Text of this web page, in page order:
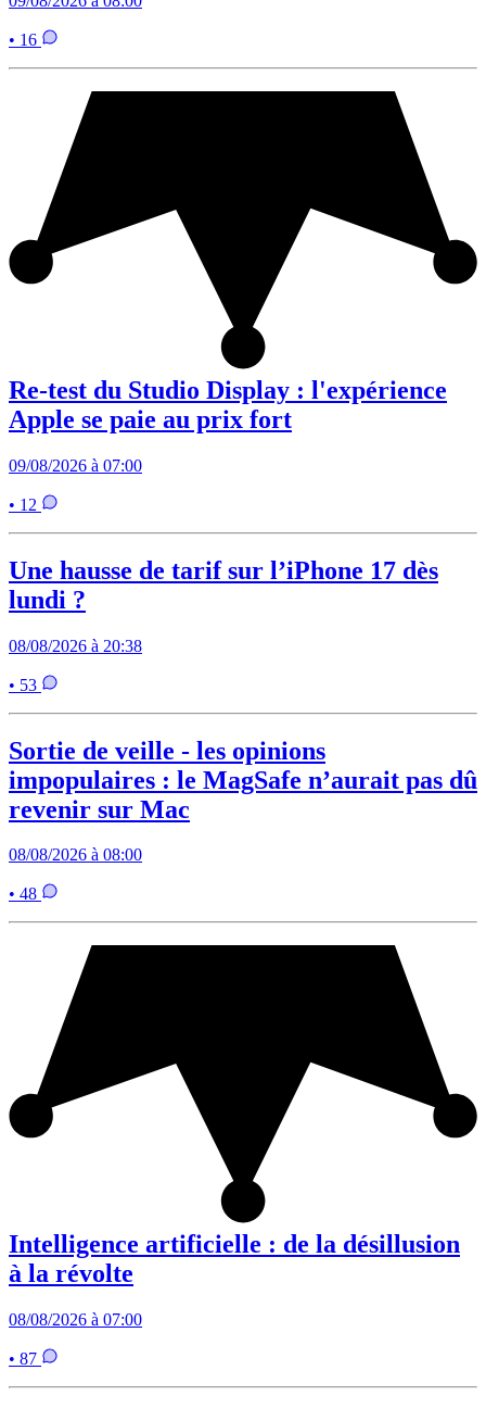
• 16
Re-test du Studio Display : l'expérience
Apple se paie au prix fort
09/08/2026 à 07:00
• 12
Une hausse de tarif sur l’iPhone 17 dès
lundi ?
08/08/2026 à 20:38
• 53
Sortie de veille - les opinions
impopulaires : le MagSafe n’aurait pas dû
revenir sur Mac
08/08/2026 à 08:00
• 48
Intelligence artificielle : de la désillusion
à la révolte
08/08/2026 à 07:00
• 87